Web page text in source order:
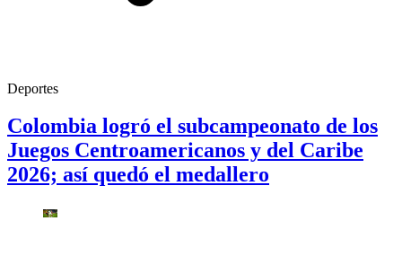
Deportes
Colombia logró el subcampeonato de los
Juegos Centroamericanos y del Caribe
2026; así quedó el medallero